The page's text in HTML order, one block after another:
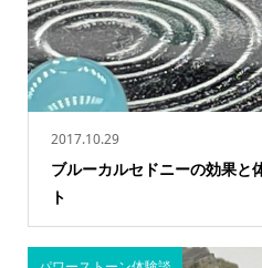
2017.10.29
ブルーカルセドニーの効果と
ト